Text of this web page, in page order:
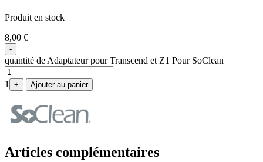
Produit en stock
8,00 €
-
quantité de Adaptateur pour Transcend et Z1 Pour SoClean
1 + Ajouter au panier
Articles complémentaires